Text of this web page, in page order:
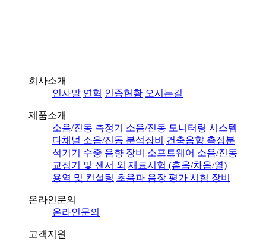
회사소개
인사말 연혁 인증현황 오시는길
제품소개
소음/진동 측정기
소음/진동 모니터링 시스템
다채널 소음/진동 분석장비
건축음향 측정분
석기기
수중 음향 장비 소프트웨어 소음/진동
교정기 및 센서 외 재료시험 (흡음/차음/열)
용역 및 컨설팅 초음파 음장 평가 시험 장비
온라인문의
온라인문의
고객지원